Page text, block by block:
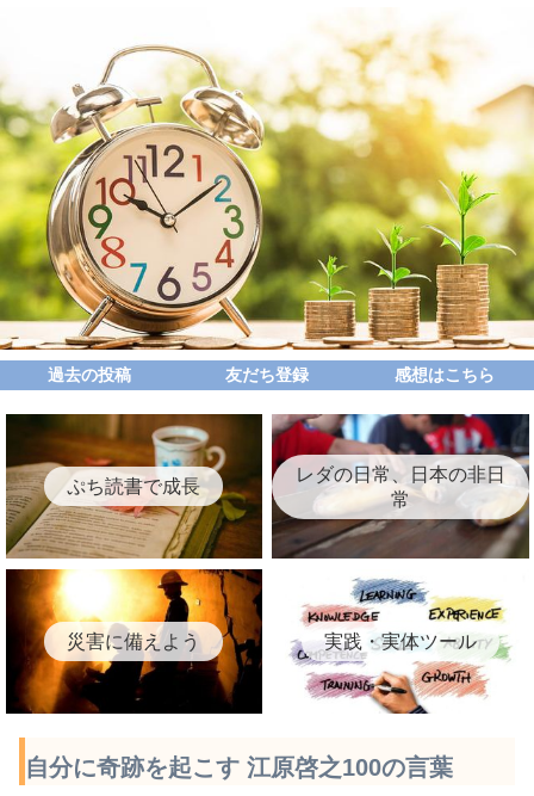
過去の投稿 友だち登録 感想はこちら
ぷち読書で成長
レダの日常、日本の非日
常
災害に備えよう 実践・実体ツール
自分に奇跡を起こす 江原啓之100の言葉